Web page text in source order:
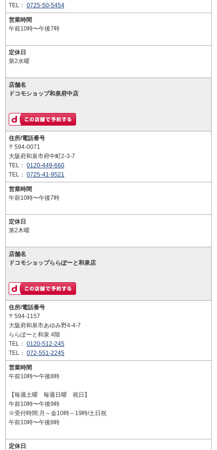
TEL： 0725-50-5454
営業時間
午前10時〜午後7時
定休日
第2水曜
店舗名
ドコモショップ和泉府中店
住所/電話番号
〒594-0071
大阪府和泉市府中町2-3-7
TEL： 0120-449-660
TEL： 0725-41-9521
営業時間
午前10時〜午後7時
定休日
第2木曜
店舗名
ドコモショップららぽーと和泉店
住所/電話番号
〒594-1157
大阪府和泉市あゆみ野4-4-7
ららぽーと和泉 4階
TEL： 0120-512-245
TEL： 072-551-2245
営業時間
午前10時〜午後8時
【毎週土曜 毎週日曜 祝日】
午前10時〜午後9時
※受付時間:月～金10時～19時/土日祝
午前10時〜午後8時
定休日